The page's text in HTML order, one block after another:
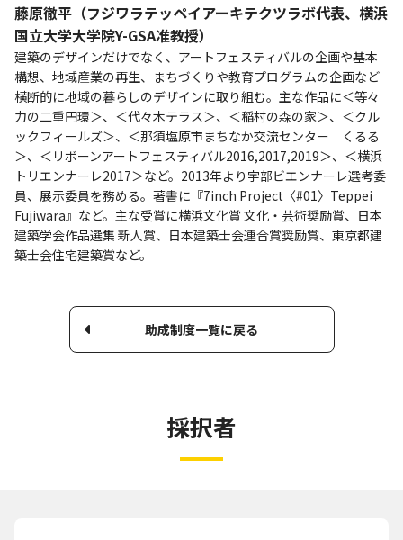
藤原徹平（フジワラテッペイアーキテクツラボ代表、横浜
国立大学大学院Y-GSA准教授）
建築のデザインだけでなく、アートフェスティバルの企画や基本
構想、地域産業の再生、まちづくりや教育プログラムの企画など
横断的に地域の暮らしのデザインに取り組む。主な作品に＜等々
力の二重円環＞、＜代々木テラス＞、＜稲村の森の家＞、＜クル
ックフィールズ＞、＜那須塩原市まちなか交流センター くるる
＞、＜リボーンアートフェスティバル2016,2017,2019＞、＜横浜
トリエンナーレ2017＞など。2013年より宇部ビエンナーレ選考委
員、展示委員を務める。著書に『7inch Project〈#01〉Teppei
Fujiwara』など。主な受賞に横浜文化賞 文化・芸術奨励賞、日本
建築学会作品選集 新人賞、日本建築士会連合賞奨励賞、東京都建
築士会住宅建築賞など。
助成制度一覧に戻る
採択者